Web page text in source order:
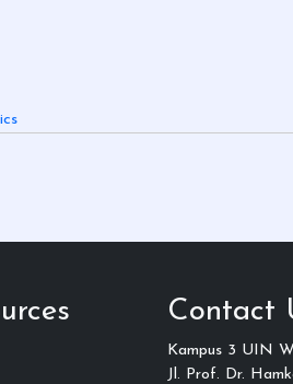
Contact
Kampus 3 UIN
Jl. Prof. Dr.